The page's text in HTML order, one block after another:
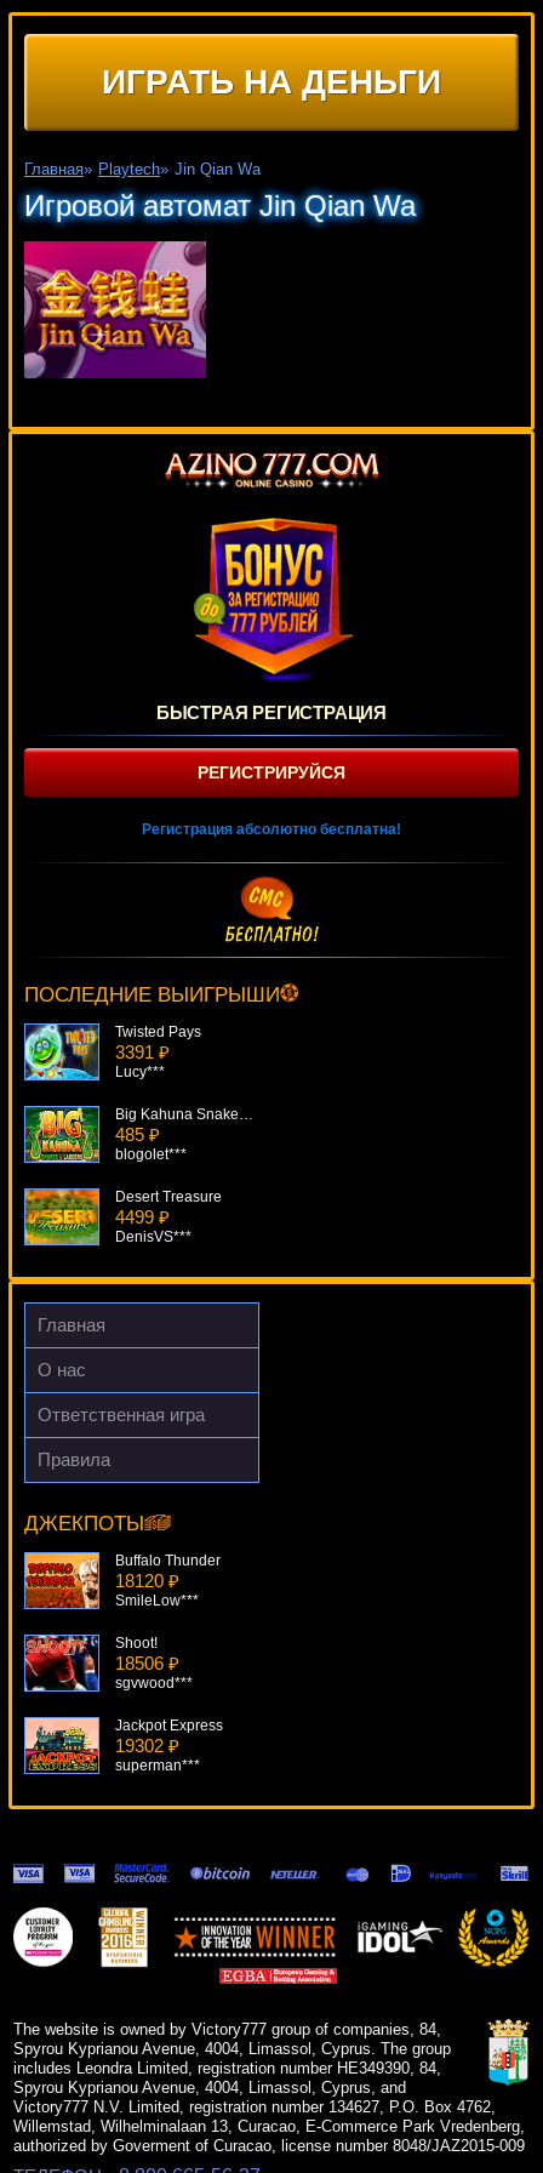
ИГРАТЬ НА ДЕНЬГИ
Главная» Playtech» Jin Qian Wa
Игровой автомат Jin Qian Wa
БЫСТРАЯ РЕГИСТРАЦИЯ
РЕГИСТРИРУЙСЯ
Регистрация абсолютно бесплатна!
ПОСЛЕДНИЕ ВЫИГРЫШИ
lucky***
Twisted Pays
3391 ₽
Lucy***
Big Kahuna Snakes And Ladders
485 ₽
blogolet***
Desert Treasure
4499 ₽
DenisVS***
Agent Jane Blonde
1911 ₽
drink***
Главная
О нас
Ответственная игра
Правила
ДЖЕКПОТЫ
Golden Tour
ivan-lev***
Buffalo Thunder
18120 ₽
SmileLow***
Shoot!
18506 ₽
sgvwood***
Jackpot Express
19302 ₽
superman***
Noah's Ark
13361 ₽
sgvwood***
Cosmic Cat
The website is owned by Victory777 group of companies, 84,
Spyrou Kyprianou Avenue, 4004, Limassol, Cyprus. The group
includes Leondra Limited, registration number HE349390, 84,
Spyrou Kyprianou Avenue, 4004, Limassol, Cyprus, and
Victory777 N.V. Limited, registration number 134627, P.O. Box 4762,
Willemstad, Wilhelminalaan 13, Curacao, E-Commerce Park Vredenberg,
authorized by Goverment of Curacao, license number 8048/JAZ2015-009